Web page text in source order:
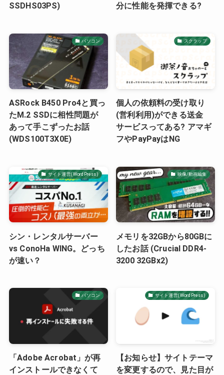
SSDHS03PS)
分に性能を発揮できる?
パソコン
ASRock B450 Pro4と買っ
たM.2 SSDに相性問題が
あって手こずったお話
(WDS100T3X0E)
スクラップ
個人の依頼料の受け取り
(営利利用)ができる送金
サービスってある? アマギ
フやPayPayはNG
サイト運営(WordPress)
シン・レンタルサーバー
vs ConoHa WING。どっち
が速い？
映像/動画編集
メモリを32GBから80GBに
したお話 (Crucial DDR4-
3200 32GBx2)
パソコン
「Adobe Acrobat」が再
インストールできなくて
サイト運営(WordPress)
【お知らせ】サイトテーマ
を変更するので、見た目が